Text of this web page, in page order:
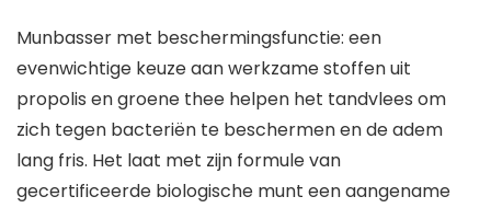
Munbasser met beschermingsfunctie: een
evenwichtige keuze aan werkzame stoffen uit
propolis en groene thee helpen het tandvlees om
zich tegen bacteriën te beschermen en de adem
lang fris. Het laat met zijn formule van
gecertificeerde biologische munt een aangename